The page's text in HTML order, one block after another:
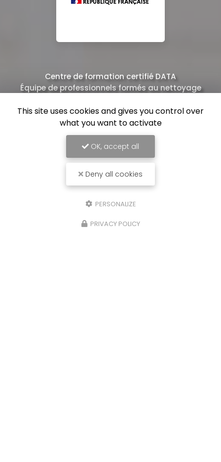
Centre de formation certifié DATA
Équipe de professionnels formés au nettoyage
This site uses cookies and gives you control over
what you want to activate
OK, accept all
Deny all cookies
PERSONALIZE
PRIVACY POLICY